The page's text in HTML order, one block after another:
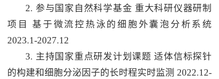
2. 参与国家自然科学基金 重大科研仪器研制
项目 基于微流控热泳的细胞外囊泡分析系统
2023.1-2027.12
3. 主持国家重点研发计划课题 适体信标探针
的构建和细胞分泌因子的长时程实时监测 2022.12-